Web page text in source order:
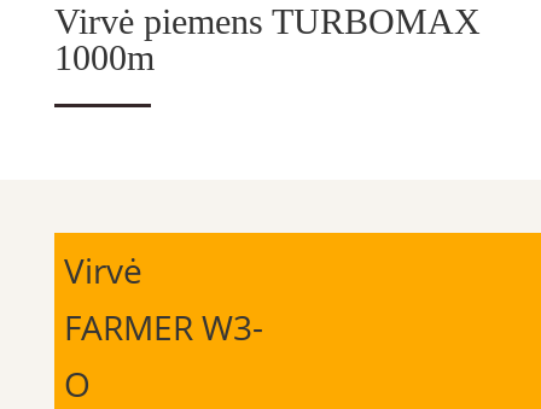
Virvė piemens TURBOMAX
1000m
Virvė
FARMER W3-
O